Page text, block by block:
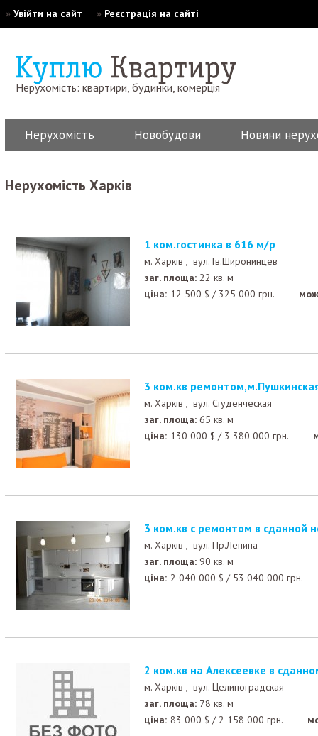
» Увійти на сайт » Реєстрація на сайті
Нерухомість: квартири, будинки, комерція
Нерухомість Новобудови Новини
Нерухомість Харків
1 ком.гостинка в 616 м/р
м. Харків , вул. Гв.Широнинцев
заг. площа: 22 кв. м
ціна: 12 500 $ / 325 000 грн.
3 ком.кв
м. Харків , вул. Студенческая
заг. площа: 65 кв. м
ціна: 130 000 $ / 3 380 000 грн.
3 ком.кв с ремонтом в сданной
м. Харків , вул. Пр.Ленина
заг. площа: 90 кв. м
ціна: 2 040 000 $ / 53 040 000 грн.
2 ком.кв на Алексеевке в
м. Харків , вул. Целиноградская
заг. площа: 78 кв. м
ціна: 83 000 $ /2 158 000 грн.